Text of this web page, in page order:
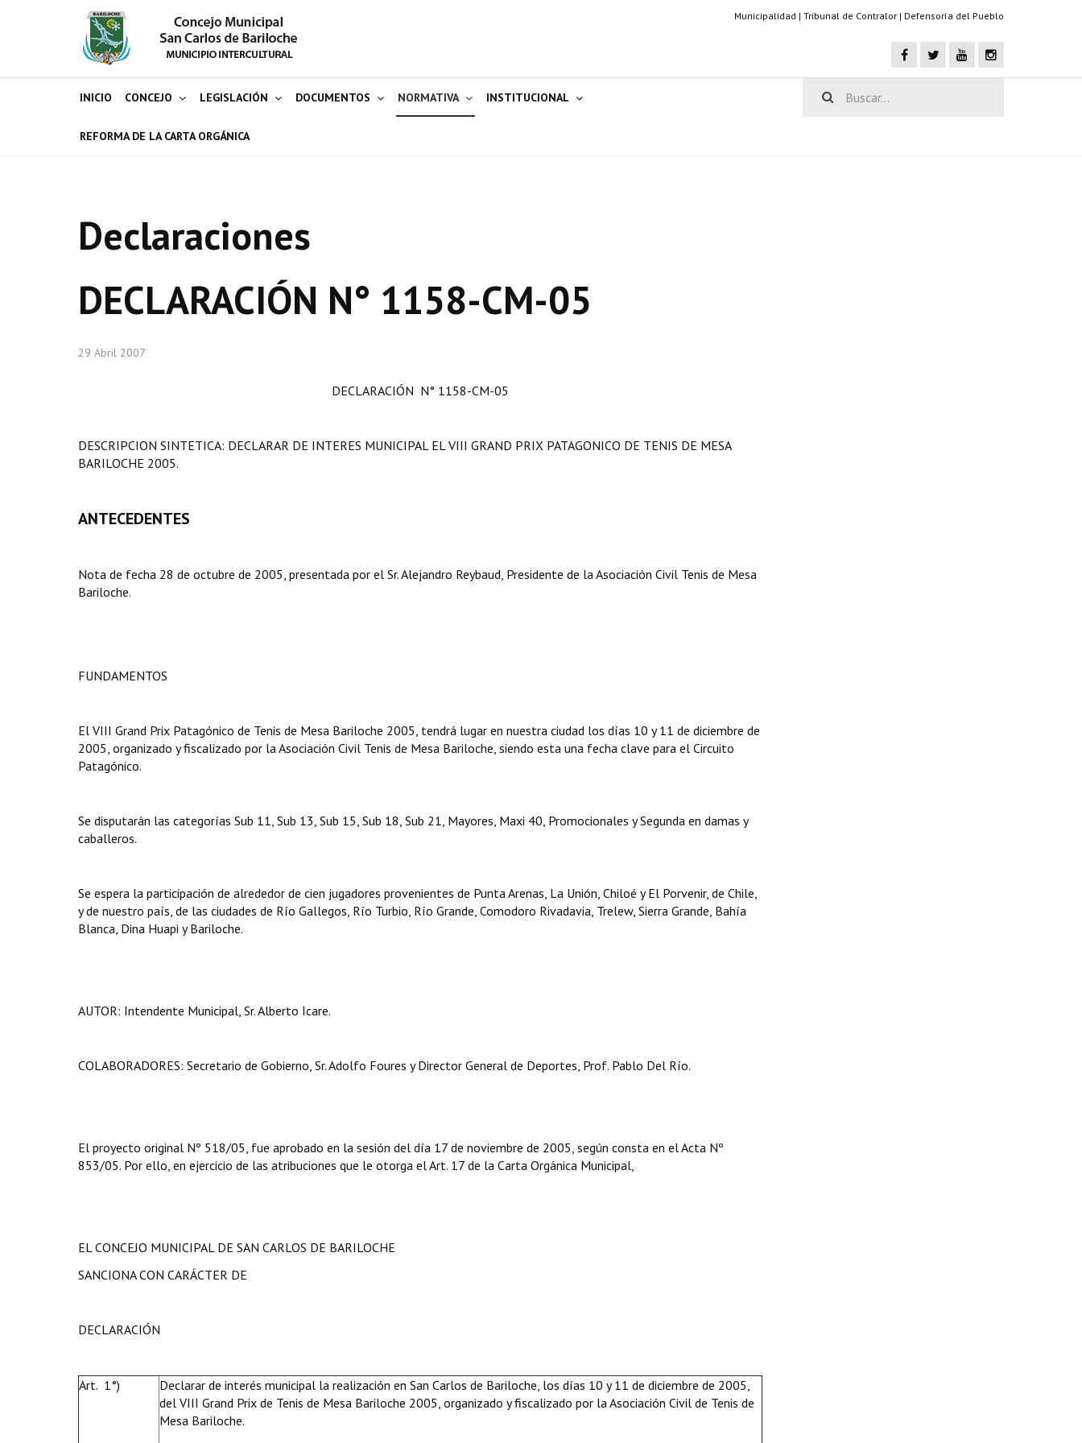
Municipalidad | Tribunal de Contralor | Defensoría del Pueblo
INICIO CONCEJO LEGISLACIÓN DOCUMENTOS NORMATIVA INSTITUCIONAL
REFORMA DE LA CARTA ORGÁNICA
Declaraciones
DECLARACIÓN N° 1158-CM-05
29 Abril 2007
DECLARACIÓN N° 1158-CM-05
DESCRIPCION SINTETICA: DECLARAR DE INTERES MUNICIPAL EL VIII GRAND PRIX PATAGONICO DE TENIS DE MESA
BARILOCHE 2005.
ANTECEDENTES
Nota de fecha 28 de octubre de 2005, presentada por el Sr. Alejandro Reybaud, Presidente de la Asociación Civil Tenis de Mesa
Bariloche.
FUNDAMENTOS
El VIII Grand Prix Patagónico de Tenis de Mesa Bariloche 2005, tendrá lugar en nuestra ciudad los días 10 y 11 de diciembre de
2005, organizado y fiscalizado por la Asociación Civil Tenis de Mesa Bariloche, siendo esta una fecha clave para el Circuito
Patagónico.
Se disputarán las categorías Sub 11, Sub 13, Sub 15, Sub 18, Sub 21, Mayores, Maxi 40, Promocionales y Segunda en damas y
caballeros.
Se espera la participación de alrededor de cien jugadores provenientes de Punta Arenas, La Unión, Chiloé y El Porvenir, de Chile,
y de nuestro país, de las ciudades de Río Gallegos, Río Turbio, Río Grande, Comodoro Rivadavia, Trelew, Sierra Grande, Bahía
Blanca, Dina Huapi y Bariloche.
AUTOR: Intendente Municipal, Sr. Alberto Icare.
COLABORADORES: Secretario de Gobierno, Sr. Adolfo Foures y Director General de Deportes, Prof. Pablo Del Río.
El proyecto original Nº 518/05, fue aprobado en la sesión del día 17 de noviembre de 2005, según consta en el Acta Nº
853/05. Por ello, en ejercicio de las atribuciones que le otorga el Art. 17 de la Carta Orgánica Municipal,
EL CONCEJO MUNICIPAL DE SAN CARLOS DE BARILOCHE
SANCIONA CON CARÁCTER DE
DECLARACIÓN
Art. 1°)
Declarar de interés municipal la realización en San Carlos de Bariloche, los días 10 y 11 de diciembre de 2005,
del VIII Grand Prix de Tenis de Mesa Bariloche 2005, organizado y fiscalizado por la Asociación Civil de Tenis de
Mesa Bariloche.